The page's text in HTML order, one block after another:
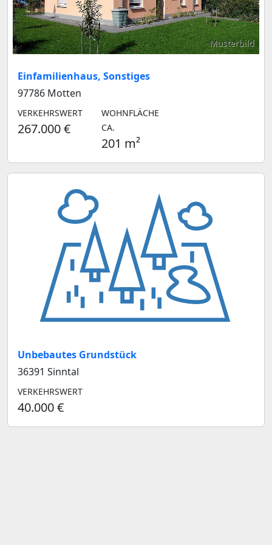
Musterbild
Einfamilienhaus, Sonstiges
97786 Motten
VERKEHRSWERT
267.000 €
WOHNFLÄCHE
CA.
201 m²
Unbebautes Grundstück
36391 Sinntal
VERKEHRSWERT
40.000 €